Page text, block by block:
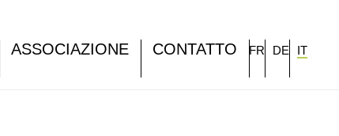
ASSOCIAZIONE CONTATTO FR DE IT